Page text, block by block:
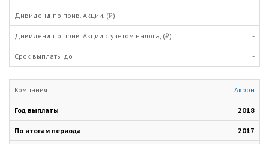
-
-
-
Акрон
2018
2017